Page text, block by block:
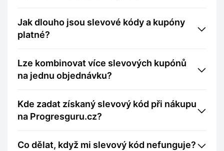
Jak dlouho jsou slevové kódy a kupóny
platné?
Lze kombinovat více slevových kupónů
na jednu objednávku?
Kde zadat získaný slevový kód při nákupu
na Progresguru.cz?
Co dělat, když mi slevový kód nefunguje?